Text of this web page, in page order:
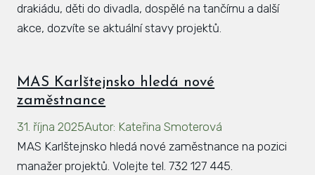
drakiádu, děti do divadla, dospělé na tančírnu a další
akce, dozvíte se aktuální stavy projektů.
MAS Karlštejnsko hledá nové
zaměstnance
31. října 2025Autor: Kateřina Smoterová
MAS Karlštejnsko hledá nové zaměstnance na pozici
manažer projektů. Volejte tel. 732 127 445.